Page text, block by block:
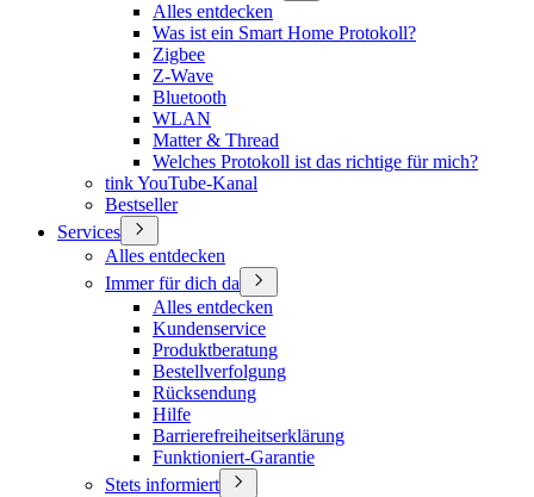
Alles entdecken
Was ist ein Smart Home Protokoll?
Zigbee
Z-Wave
Bluetooth
WLAN
Matter & Thread
Welches Protokoll ist das richtige für mich?
tink YouTube-Kanal
Bestseller
Services
Alles entdecken
Immer für dich da
Alles entdecken
Kundenservice
Produktberatung
Bestellverfolgung
Rücksendung
Hilfe
Barrierefreiheitserklärung
Funktioniert-Garantie
Stets informiert